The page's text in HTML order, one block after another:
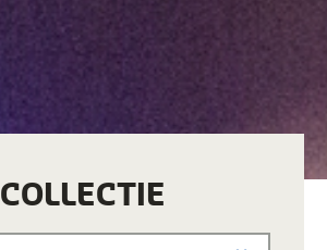
COLLECTIE